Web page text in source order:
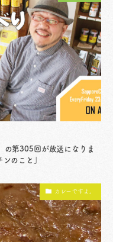
の第305回が放送になりま
のこと」
カレーですよ。